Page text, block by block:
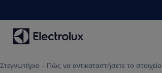
Στεγνωτήριο - Πώς να αντικαταστήσετε το